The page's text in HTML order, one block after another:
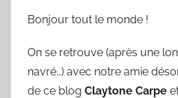
Bonjour tout le monde !
On se retrouve (après une
navré…) avec notre amie
de ce blog Claytone Carpe